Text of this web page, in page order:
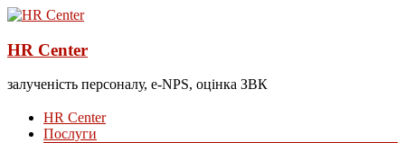
HR Center
залученість персоналу, e-NPS, оцінка ЗВК
HR Center
Послуги